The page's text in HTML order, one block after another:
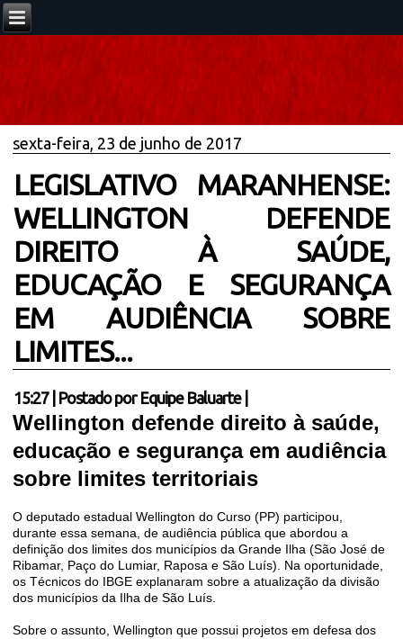
sexta-feira, 23 de junho de 2017
LEGISLATIVO MARANHENSE:
WELLINGTON DEFENDE
DIREITO À SAÚDE,
EDUCAÇÃO E SEGURANÇA
EM AUDIÊNCIA SOBRE
LIMITES...
15:27| Postado por Equipe Baluarte
Wellington defende direito à saúde,
educação e segurança em audiência
sobre limites territoriais
O deputado estadual Wellington do Curso (PP) participou,
durante essa semana, de audiência pública que abordou a
definição dos limites dos municípios da Grande Ilha (São José de
Ribamar, Paço do Lumiar, Raposa e São Luís). Na oportunidade,
os Técnicos do IBGE explanaram sobre a atualização da divisão
dos municípios da Ilha de São Luís.
Sobre o assunto, Wellington que possui projetos em defesa dos